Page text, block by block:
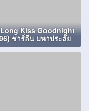
Kiss Goodnight
ชาร์ลีน มหาประลัย